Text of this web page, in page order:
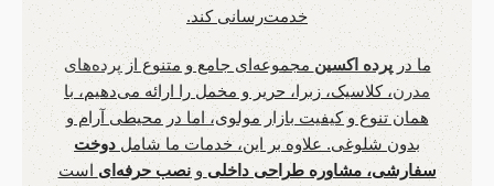
خدمت‌رسانی کند.
ما درپرده اکسین مجموعه‌ای جامع و متنوع ازپرده‌های
مدرن، کلاسیک، زبرا، حریر و مخمل را ارائه می‌دهیم، با
همان تنوع و کیفیت بازار مولوی، اما در محیطی آرام و
بدون شلوغی. علاوه بر این، خدمات ما شامل دوخت
سفارشی، مشاوره طراحی داخلیونصب حرفه‌ای است